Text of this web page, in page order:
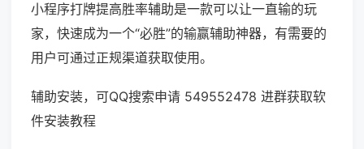
小程序打牌提高胜率辅助是一款可以让一直输的玩
家，快速成为一个“必胜”的输赢辅助神器，有需要的
用户可通过正规渠道获取使用。
辅助安装，可QQ搜索申请 549552478 进群获取软
件安装教程